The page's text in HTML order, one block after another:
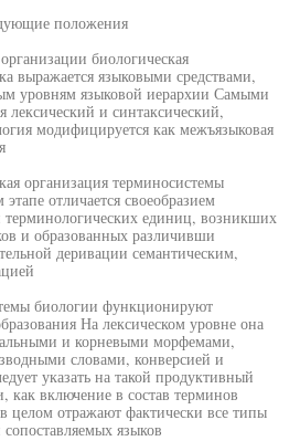
положения
биологическая
выражается языковыми средствами,
уровням языковой иерархии Самыми
лексический и синтаксический,
модифицируется как межъязыковая
организация терминосистемы
отличается своеобразием
единиц, возникших
и образованных различивши
деривации семантическим,
биологии функционируют
На лексическом уровне она
и корневыми морфемами,
словами, конверсией и
указать на такой продуктивный
как включение в состав терминов
целом отражают фактически все типы
сопоставляемых языков